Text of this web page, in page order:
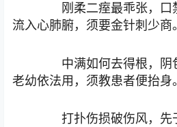
刚柔二痓最乖张，口
流入心肺腑，须要金针刺少商。
中满如何去得根，阴
老幼依法用，须教患者便抬身。
打扑伤损破伤风，先